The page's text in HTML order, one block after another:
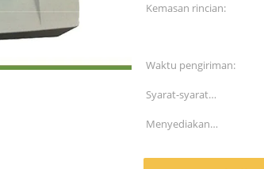
Kemasan rincian:
Waktu pengiriman:
Syarat-syarat
pembayaran:
Menyediakan